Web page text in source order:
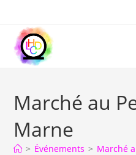
Marché au
Marne
> Événements > Marché